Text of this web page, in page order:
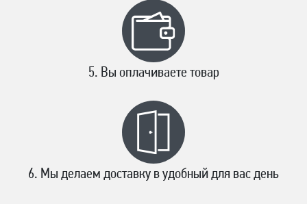
Вы оплачиваете товар
Мы делаем доставку в удобный для вас день